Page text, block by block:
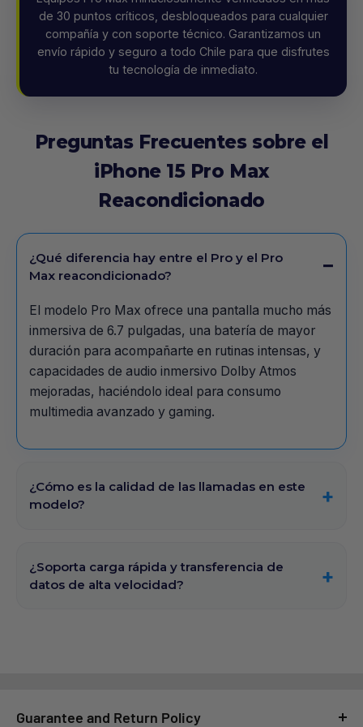
de 30 puntos críticos, desbloqueados para cualquier
compañía y con soporte técnico. Garantizamos un
envío rápido y seguro a todo Chile para que disfrutes
tu tecnología de inmediato.
Preguntas Frecuentes sobre el
iPhone 15 Pro Max
Reacondicionado
¿Qué diferencia hay entre el Pro y el Pro
Max reacondicionado?
El modelo Pro Max ofrece una pantalla mucho más
inmersiva de 6.7 pulgadas, una batería de mayor
duración para acompañarte en rutinas intensas, y
capacidades de audio inmersivo Dolby Atmos
mejoradas, haciéndolo ideal para consumo
multimedia avanzado y gaming.
¿Cómo es la calidad de las llamadas en este
modelo?
¿Soporta carga rápida y transferencia de
datos de alta velocidad?
Guarantee and Return Policy